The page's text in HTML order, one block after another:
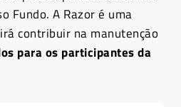
Fundo. A Razor é uma
contribuir na manutenção
para os participantes da